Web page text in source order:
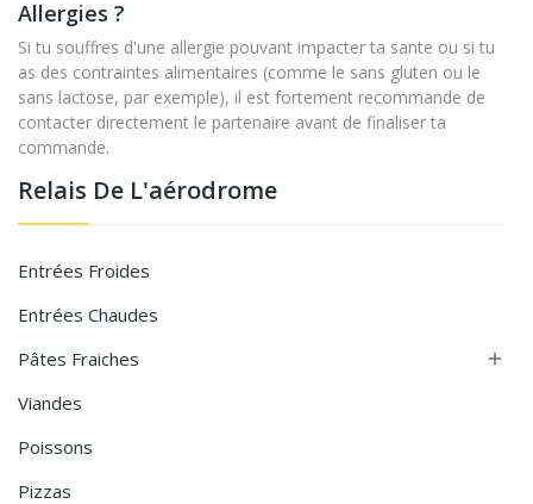
Relais De L'aérodrome
Entrées Froides
Entrées Chaudes
Pâtes Fraiches

Viandes
Poissons
Pizzas
Allergies ?
Si tu souffres d'une allergie pouvant impacter ta sante ou si tu
as des contraintes alimentaires (comme le sans gluten ou le
sans lactose, par exemple), il est fortement recommande de
contacter directement le partenaire avant de finaliser ta
commande.